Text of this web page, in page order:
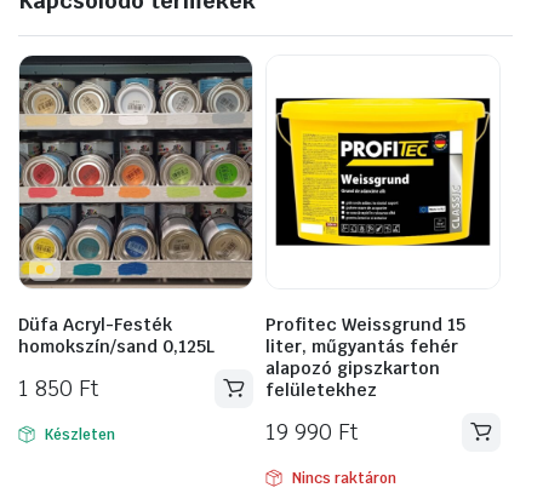
Düfa Acryl-Festék
homokszín/sand 0,125L
1 850 Ft
Készleten
Profitec Weissgrund 15
liter, műgyantás fehér
alapozó gipszkarton
felületekhez
19 990 Ft
Nincs raktáron